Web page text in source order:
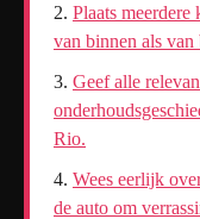
Plaats meerdere
van binnen als van
Geef alle
Rio.
Wees eerlijk
de auto om